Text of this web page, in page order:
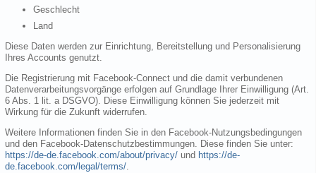
Geschlecht
Land
Diese Daten werden zur Einrichtung, Bereitstellung und Personalisierung
Ihres Accounts genutzt.
Die Registrierung mit Facebook-Connect und die damit verbundenen
Datenverarbeitungsvorgänge erfolgen auf Grundlage Ihrer Einwilligung (Art.
6 Abs. 1 lit. a DSGVO). Diese Einwilligung können Sie jederzeit mit
Wirkung für die Zukunft widerrufen.
Weitere Informationen finden Sie in den Facebook-Nutzungsbedingungen
und den Facebook-Datenschutzbestimmungen. Diese finden Sie unter:
https://de-de.facebook.com/about/privacy/ und https://de-
de.facebook.com/legal/terms/.